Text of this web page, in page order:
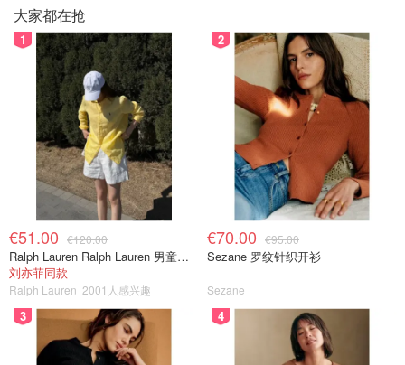
大家都在抢
1
€51.00 €120.00
Ralph Lauren Ralph Lauren 男童亚麻衬衫
刘亦菲同款
Ralph Lauren 2001人感兴趣
2
€70.00 €95.00
Sezane 罗纹针织开衫
Sezane
3 4